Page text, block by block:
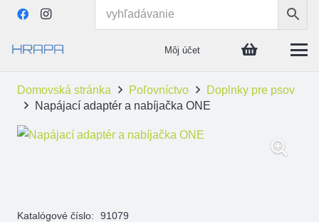
Môj účet
Domovská stránka Poľovníctvo
Doplnky pre psov
Napájací adaptér a nabíjačka ONE
Katalógové číslo: 91079